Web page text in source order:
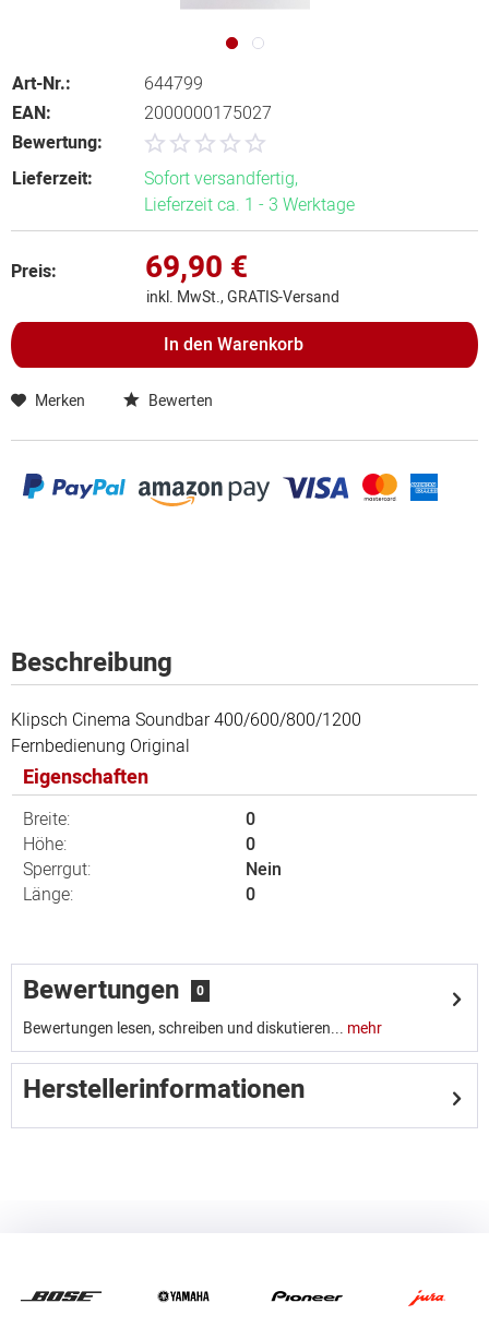
Art-Nr.:
644799
EAN:
2000000175027
Bewertung:
Lieferzeit:
Sofort versandfertig,
Lieferzeit ca. 1 - 3 Werktage
Preis: 69,90 €
inkl. MwSt., GRATIS-Versand
In den Warenkorb
Merken Bewerten
Beschreibung
Klipsch Cinema Soundbar 400/600/800/1200
Fernbedienung Original
Eigenschaften
Breite:
0
Höhe:
0
Sperrgut:
Nein
Länge:
0
Bewertungen 0
Bewertungen lesen, schreiben und diskutieren... mehr
Herstellerinformationen